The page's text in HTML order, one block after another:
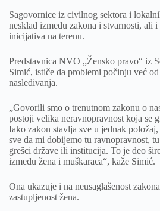
Sagovornice iz civilnog sektora i
nesklad između zakona i stvarnosti, ali
inicijativa na terenu.
Predstavnica NVO „Žensko pravo“ iz
Simić, ističe da problemi počinju već
nasleđivanja.
„Govorili smo o trenutnom zakonu o
postoji velika neravnopravnost koja se
Iako zakon stavlja sve u jednak
sve da mi dobijemo tu ravnopravnost,
grešci države ili institucija. To je deo
između žena i muškaraca“, kaže Simić.
Ona ukazuje i na neusaglašenost
zastupljenost žena.